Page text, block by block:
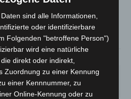
°
20.6°
1.3m/s 17%
SA.
27°
SO.
32°
MO.
sind alle Informationen,
oder identifizierbare
Folgenden "betroffene Person")
wird eine natürliche
direkt oder indirekt,
Zuordnung zu einer Kennung
einer Kennnummer, zu
Online-Kennung oder zu